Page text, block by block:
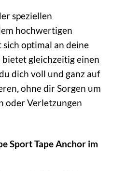
speziellen
hochwertigen
sich optimal an deine
gleichzeitig einen
dich voll und ganz auf
ohne dir Sorgen um
oder Verletzungen
Sport Tape Anchor im